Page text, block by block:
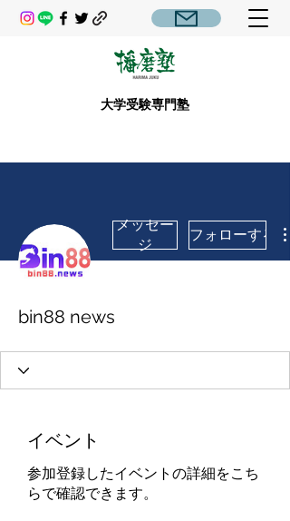
大学受験専門塾
メッセー
ジ
フォローする
bin88 news
イベント
参加登録したイベントの詳細をこち
らで確認できます。